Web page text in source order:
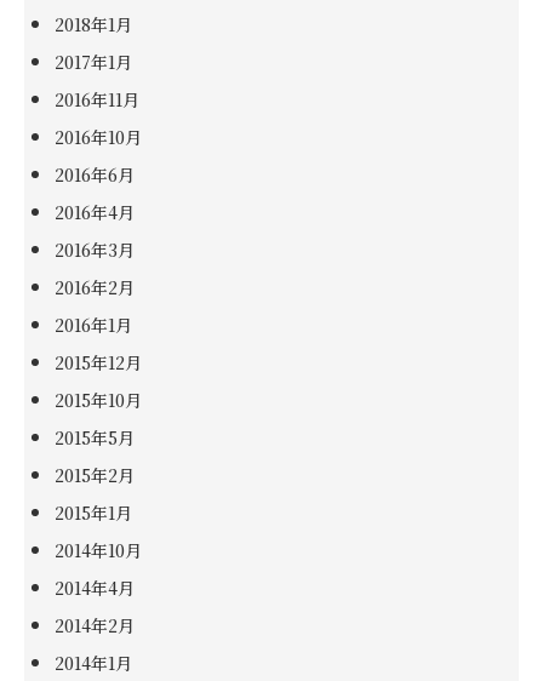
2018年1月
2017年1月
2016年11月
2016年10月
2016年6月
2016年4月
2016年3月
2016年2月
2016年1月
2015年12月
2015年10月
2015年5月
2015年2月
2015年1月
2014年10月
2014年4月
2014年2月
2014年1月